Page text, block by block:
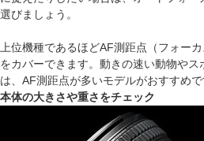
選びましょう。
上位機種であるほどAF測距点（フォー
をカバーできます。動きの速い動物やス
は、AF測距点が多いモデルがおすすめで
本体の大きさや重さをチェック